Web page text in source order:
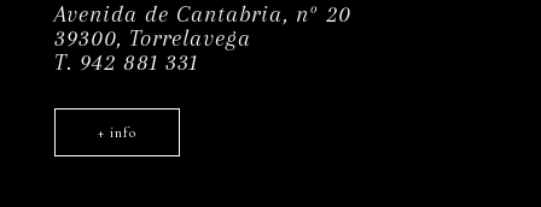
Avenida de Cantabria, nº 20
39300, Torrelavega
T. 942 881 331
+ info